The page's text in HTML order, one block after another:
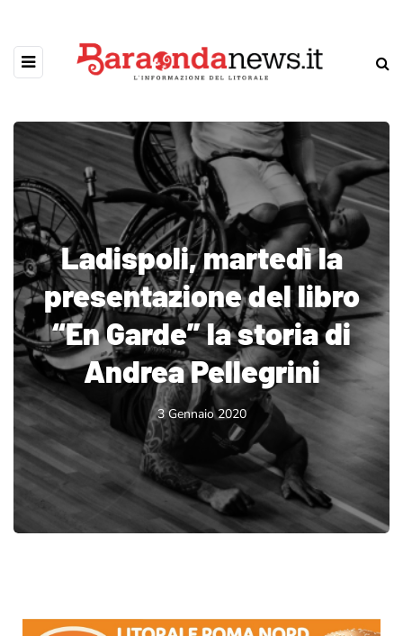
Ladispoli, martedì la
presentazione del libro
“En Garde” la storia di
Andrea Pellegrini
3 Gennaio 2020